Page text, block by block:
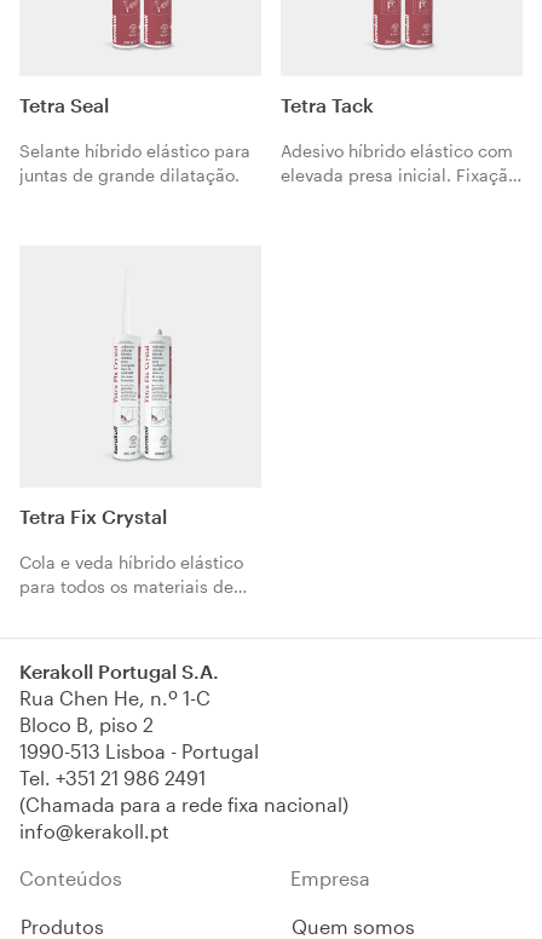
Tetra Seal
Selante híbrido elástico para
juntas de grande dilatação.
Tetra Tack
Adesivo híbrido elástico com
elevada presa inicial. Fixação
Tetra Fix Crystal
Cola e veda híbrido elástico
para todos os materiais de
Kerakoll Portugal S.A.
Rua Chen He, n.º 1-C
Bloco B, piso 2
1990-513 Lisboa - Portugal
Tel. +351 21 986 2491
(Chamada para a rede fixa nacional)
info@kerakoll.pt
Conteúdos
Produtos
Empresa
Quem somos